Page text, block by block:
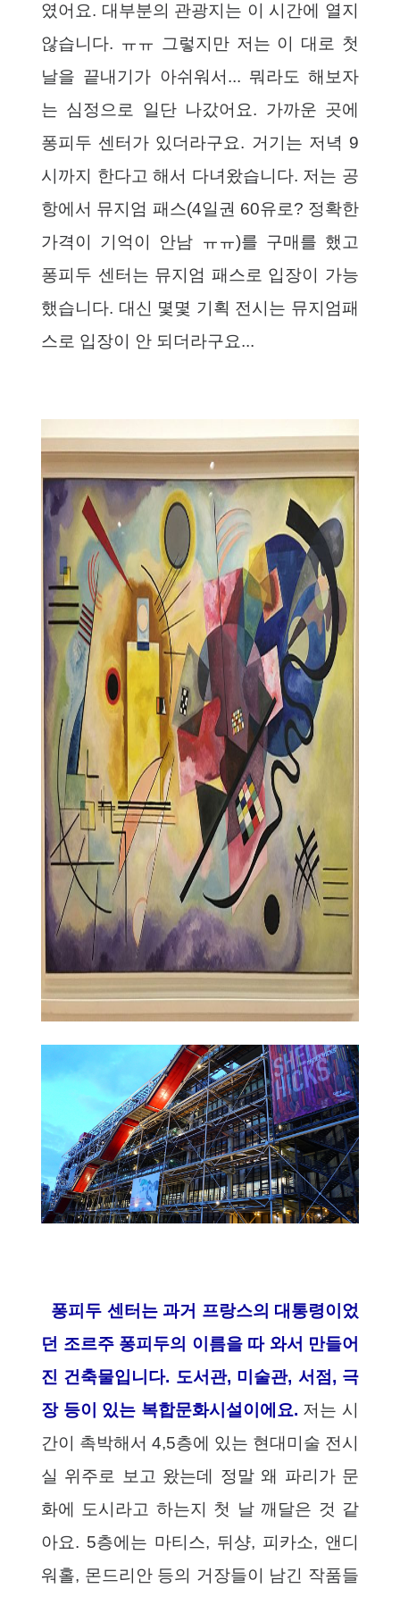
였어요. 대부분의 관광지는 이 시간에 열지
않습니다. ㅠㅠ 그렇지만 저는 이 대로 첫
날을 끝내기가 아쉬워서... 뭐라도 해보자
는 심정으로 일단 나갔어요. 가까운 곳에
퐁피두 센터가 있더라구요. 거기는 저녁 9
시까지 한다고 해서 다녀왔습니다. 저는 공
항에서 뮤지엄 패스(4일권 60유로? 정확한
가격이 기억이 안남 ㅠㅠ)를 구매를 했고
퐁피두 센터는 뮤지엄 패스로 입장이 가능
했습니다. 대신 몇몇 기획 전시는 뮤지엄패
스로 입장이 안 되더라구요...
퐁피두 센터는 과거 프랑스의 대통령이었
던 조르주 퐁피두의 이름을 따 와서 만들어
진 건축물입니다. 도서관, 미술관, 서점, 극
장 등이 있는 복합문화시설이에요. 저는 시
간이 촉박해서 4,5층에 있는 현대미술 전시
실 위주로 보고 왔는데 정말 왜 파리가 문
화에 도시라고 하는지 첫 날 깨달은 것 같
아요. 5층에는 마티스, 뒤샹, 피카소, 앤디
워홀, 몬드리안 등의 거장들이 남긴 작품들